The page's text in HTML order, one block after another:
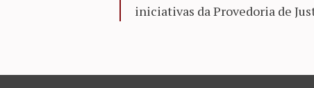
iniciativas da Provedoria de